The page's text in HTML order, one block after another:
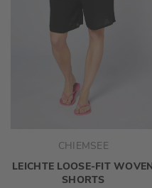
CHIEMSEE
LEICHTE LOOSE-FIT
SHORTS